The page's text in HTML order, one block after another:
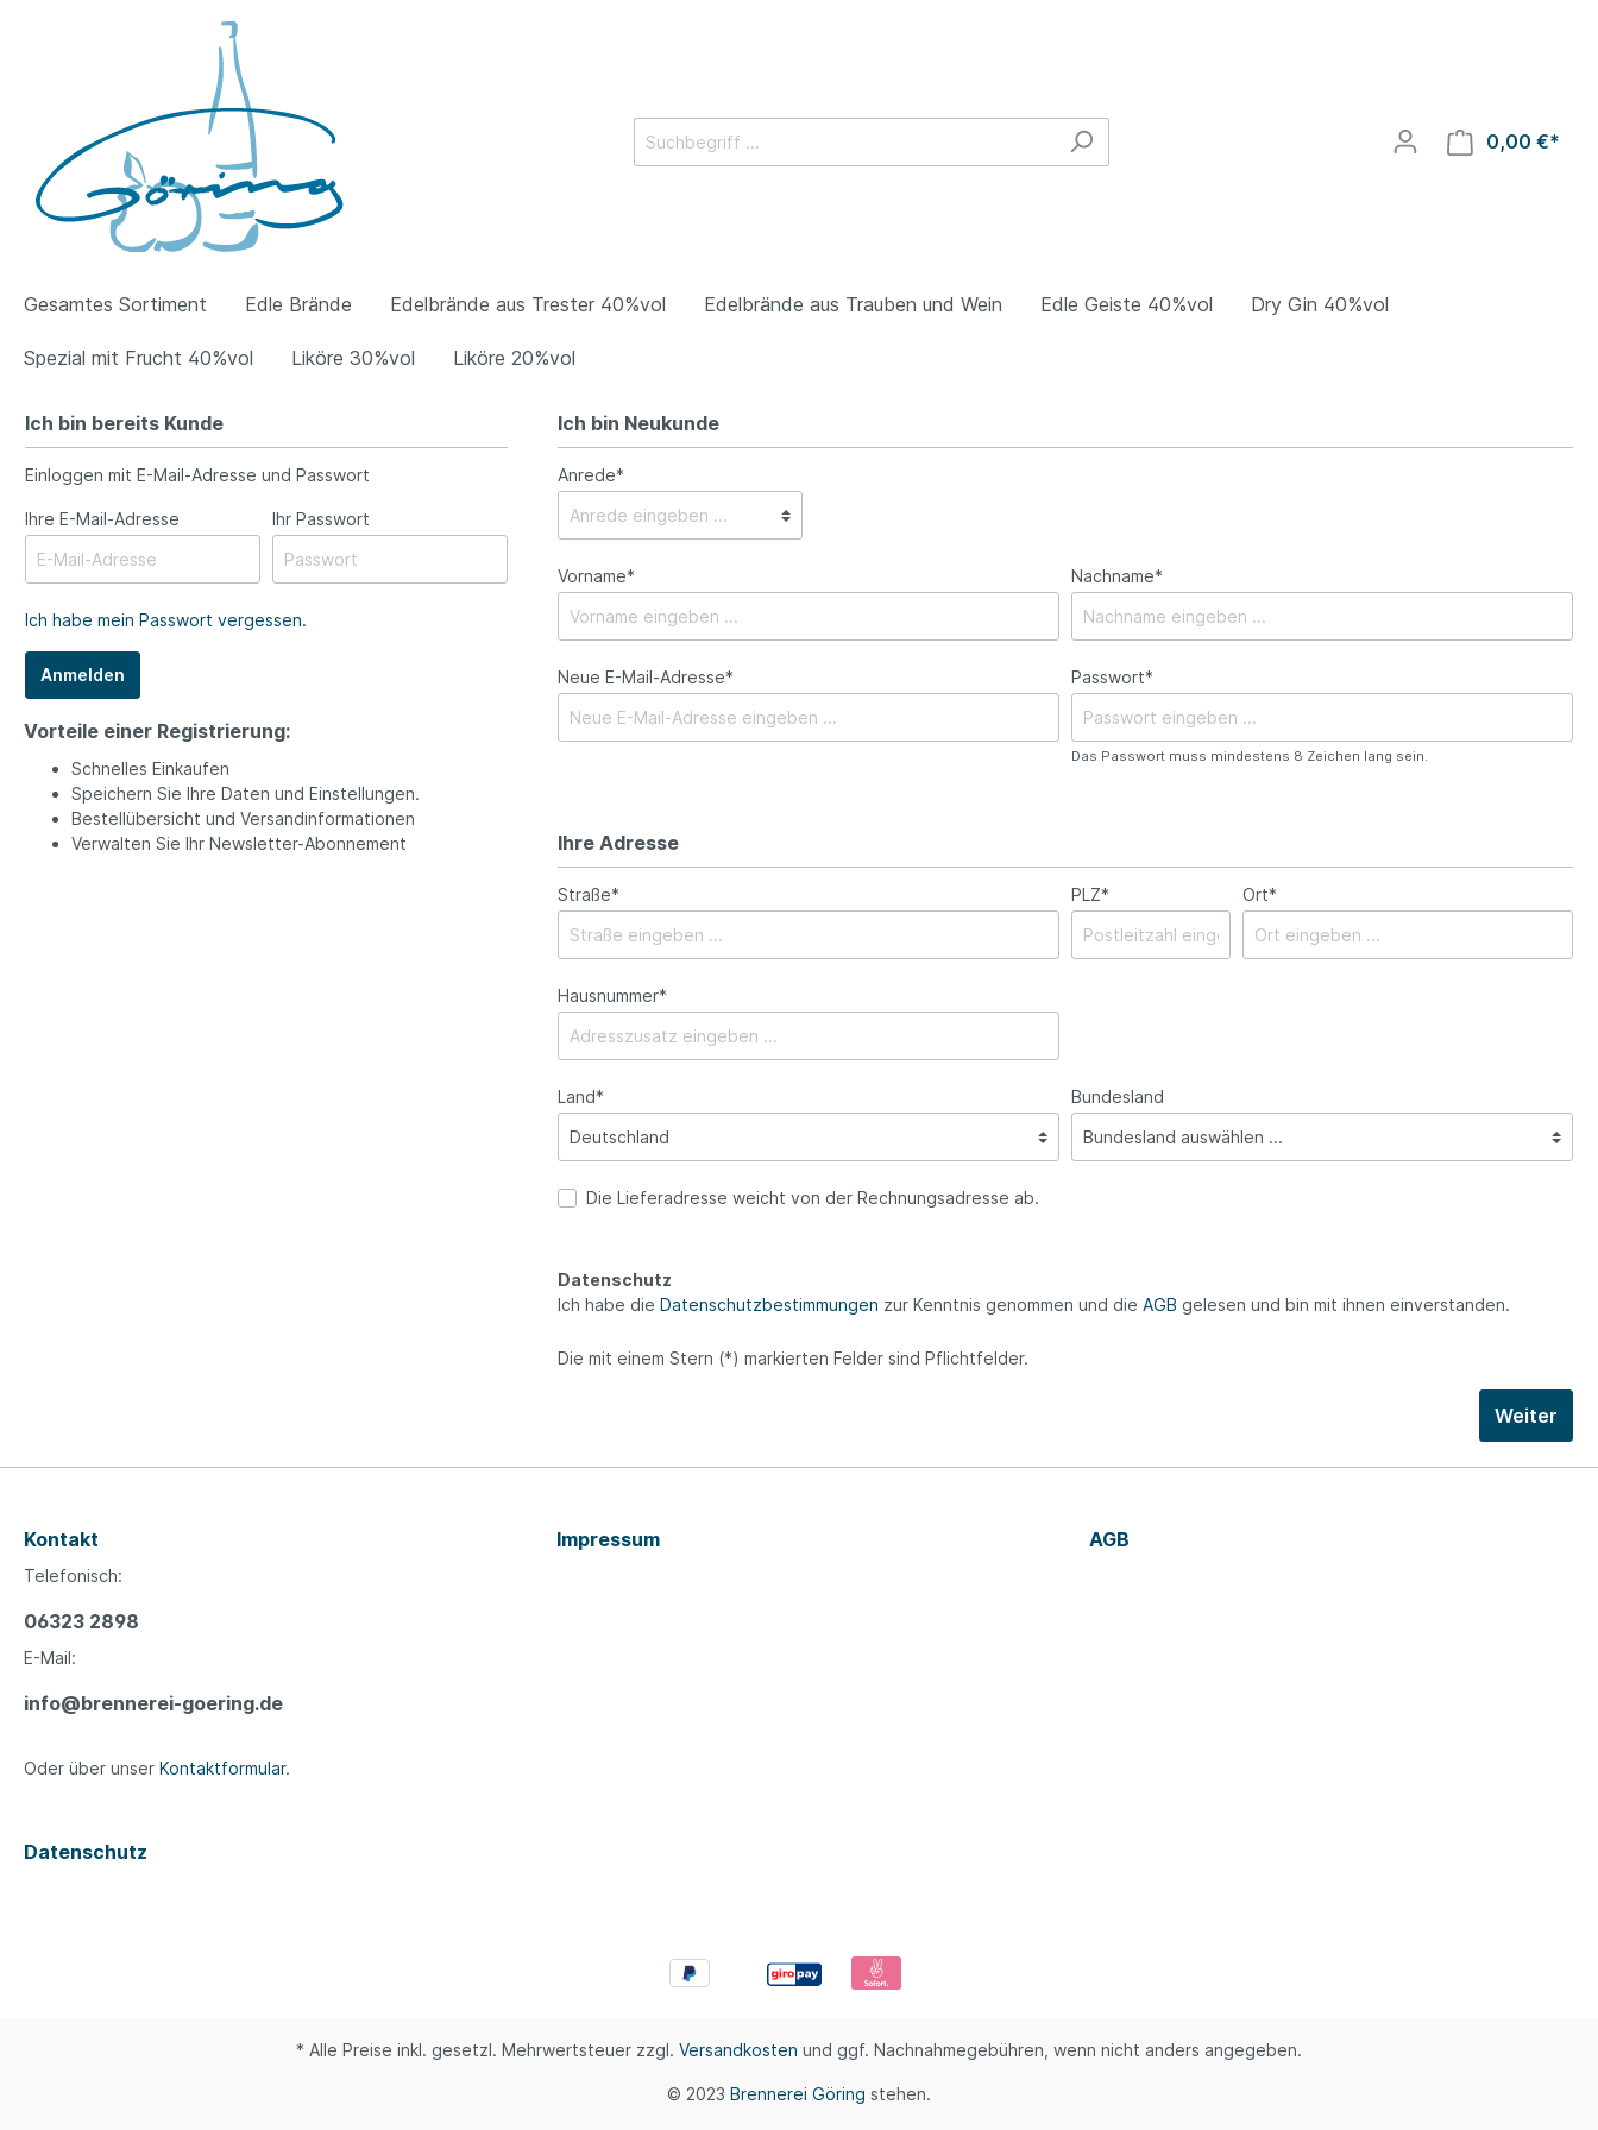
0,00 €*
Gesamtes Sortiment Edle Brände Edelbrände aus Trester 40%vol Edelbrände aus Trauben und Wein Edle Geiste 40%vol Dry Gin 40%vol
Spezial mit Frucht 40%vol Liköre 30%vol Liköre 20%vol
Ich bin bereits Kunde
Einloggen mit E-Mail-Adresse und Passwort
Ihre E-Mail-Adresse Ihr Passwort
Ich habe mein Passwort vergessen.
Anmelden
Vorteile einer Registrierung:
Schnelles Einkaufen
Speichern Sie Ihre Daten und Einstellungen.
Bestellübersicht und Versandinformationen
Verwalten Sie Ihr Newsletter-Abonnement
Ich bin Neukunde
Anrede*
Vorname* Nachname*
Neue E-Mail-Adresse* Passwort*
Das Passwort muss mindestens 8 Zeichen lang sein.
Ihre Adresse
Straße* PLZ* Ort*
Hausnummer*
Land* Bundesland
Die Lieferadresse weicht von der Rechnungsadresse ab.
Datenschutz
Ich habe die Datenschutzbestimmungen zur Kenntnis genommen und die AGB gelesen und bin mit ihnen einverstanden.
Die mit einem Stern (*) markierten Felder sind Pflichtfelder.
Weiter
Kontakt
Telefonisch:
06323 2898
E-Mail:
info@brennerei-goering.de
Oder über unser Kontaktformular.
Impressum AGB
Datenschutz
* Alle Preise inkl. gesetzl. Mehrwertsteuer zzgl. Versandkosten und ggf. Nachnahmegebühren, wenn nicht anders angegeben.
© 2023 Brennerei Göring stehen.